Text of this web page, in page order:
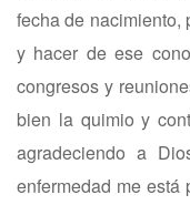
fecha de nacimiento,
y hacer de ese
congresos y
bien la quimio y
agradeciendo a
enfermedad me está